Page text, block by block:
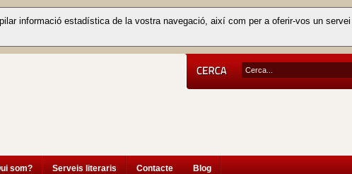
informació estadística de la vostra navegació, així com per a oferir-vos un
som? Serveis literaris Contacte Blog